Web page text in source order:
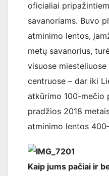
oficialiai
savanoriams. Buvo
atminimo lentos,
metų savanorius,
visuose
centruose – dar iki
atkūrimo 100-mečio
pradžios 2018
atminimo lentos
Kaip jums pačiai ir